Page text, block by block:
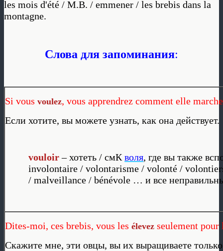
les mois d'été / M.B. / emmener / les brebis dans la
montagne.
Слова для запоминания:
Si vous voulez, vous apprendrez comment elle
Если хотите, вы можете узнать, как она действует.
vouloir – хотеть / смКволя, где вы также
involontaire / volontarisme / volonté /
/ malveillance / bénévole … и все
Dites-moi, ces brebis, vous les élevez seulement pour
Скажите мне, эти овцы, вы их выращиваете